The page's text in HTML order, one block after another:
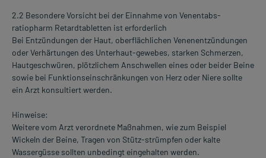
2.2 Besondere Vorsicht bei der Einnahme von Venentabs-
ratiopharm Retardtabletten ist erforderlich
Bei Entzündungen der Haut, oberflächlichen Venenentzündungen
oder Verhärtungen des Unterhaut-gewebes, starken Schmerzen,
Hautgeschwüren, plötzlichem Anschwellen eines oder beider Beine
sowie bei Funktionseinschränkungen von Herz oder Niere sollte
ein Arzt konsultiert werden.
Hinweise:
Weitere vom Arzt verordnete Maßnahmen, wie zum Beispiel
Wickeln der Beine, Tragen von Stütz-strümpfen oder kalte
Wassergüsse sollten unbedingt eingehalten werden.